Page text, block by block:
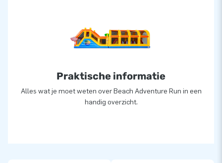
Praktische informatie
Alles wat je moet weten over Beach Adventure Run in een
handig overzicht.